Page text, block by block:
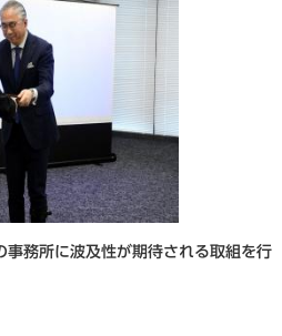
事務所に波及性が期待される取組を行